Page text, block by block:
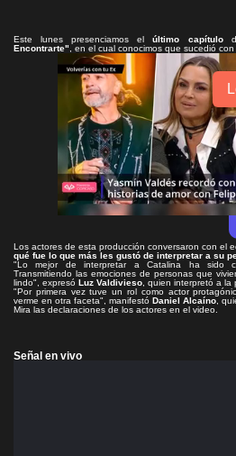
Este lunes presenciamos elúltimo capítulo
Encontrarte" , en el cual conocimos que sucedió con
Los actores de esta producción conversaron con el
qué fue lo que más les gustó de interpretar a su
"Lo mejor de interpretar a Catalina ha sido
Transmitiendo las emociones de personas que
lindo", expresó Luz Valdivieso , quien interpretó a
"Por primera vez tuve un rol como actor
verme en otra faceta", manifestó Daniel Alcaíno ,
Mira las declaraciones de los actores en el video.
Señal en vivo